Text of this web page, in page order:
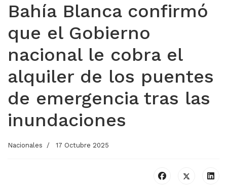
Bahía Blanca confirmó
que el Gobierno
nacional le cobra el
alquiler de los puentes
de emergencia tras las
inundaciones
Nacionales 17 Octubre 2025